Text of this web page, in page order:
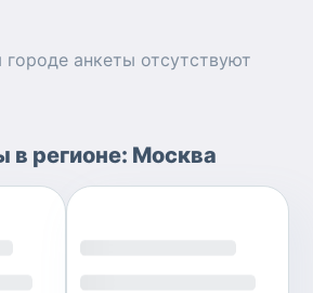
городе анкеты отсутствуют
в регионе: Москва